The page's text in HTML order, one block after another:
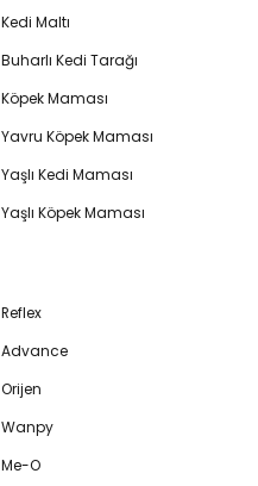
Kedi Maltı
Buharlı Kedi Tarağı
Köpek Maması
Yavru Köpek Maması
Yaşlı Kedi Maması
Yaşlı Köpek Maması
Reflex
Advance
Orijen
Wanpy
Me-O